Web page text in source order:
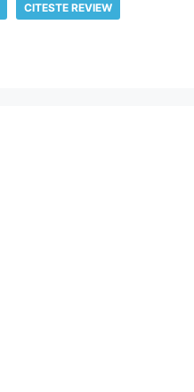
CITESTE REVIEW